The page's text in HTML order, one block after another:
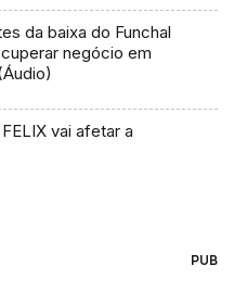
da baixa do Funchal
negócio em
vai afetar a
PUB